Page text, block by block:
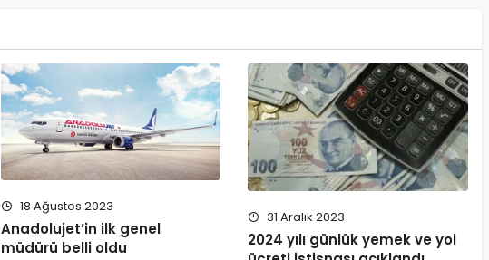
18 Ağustos 2023
Anadolujet’in ilk genel
müdürü belli oldu
31 Aralık 2023
2024 yılı günlük yemek ve yol